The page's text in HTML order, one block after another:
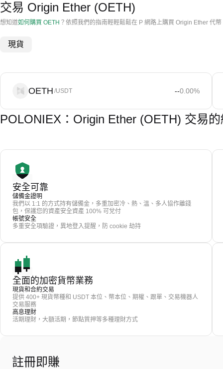
交易 Origin Ether (OETH)
想知道如何購買 OETH ？依照我們的指南輕輕鬆鬆在 P 網路上購買 Origin Ether 代幣
現貨
OETH /USDT --0.00%
POLONIEX：Origin Ether (OETH) 交易
安全可靠
儲備金證明
我們以 1:1 的方式持有儲備金，多重加密冷、熱、溫、多人協作離錢
包，保護您的資產安全資產 100% 可兌付
帳號安全
多重安全項驗證，異地登入提醒，防 cookie 劫持
全面的加密貨幣業務
現貨和合約交易
提供 400+ 現貨幣種和 USDT 本位、幣本位、期權、跟單、交易機器人
交易服務
高息理財
活期理財，大額活期，節點質押等多種理財方式
註冊即賺